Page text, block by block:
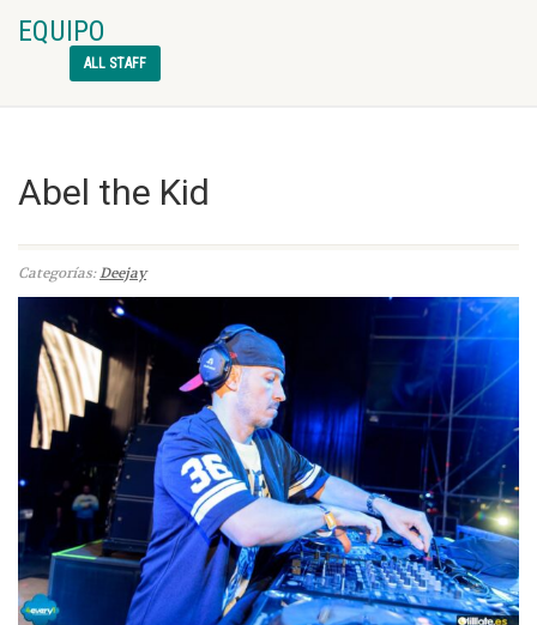
EQUIPO
ALL STAFF
Abel the Kid
Categorías:Deejay